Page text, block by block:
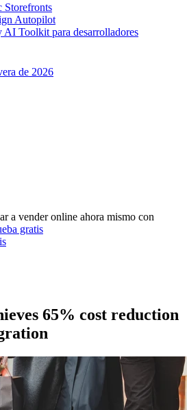
Storefronts
Autopilot
AI Toolkit para desarrolladores
de 2026
a vender online ahora mismo con
gratis
65% cost reduction